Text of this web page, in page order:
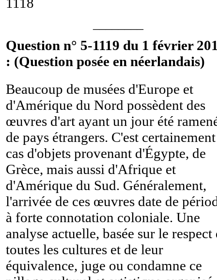
Question n° 5-1119 du 1 février
: (Question posée en néerlandais)
Beaucoup de musées d'Europe et
d'Amérique du Nord possèdent des
œuvres d'art ayant un jour été
de pays étrangers. C'est
cas d'objets provenant d'Égypte, de
Grèce, mais aussi d'Afrique et
d'Amérique du Sud. Généralement,
l'arrivée de ces œuvres date de
à forte connotation coloniale. Une
analyse actuelle, basée sur le respect
toutes les cultures et de leur
équivalence, juge ou condamne ce